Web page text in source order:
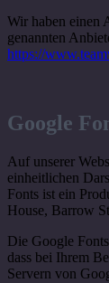
Wir haben einen
genannten
https://
Google
Auf unserer
einheitlichen
Fonts ist ein
House, Barrow
Die Google
dass bei Ihrem
Servern von